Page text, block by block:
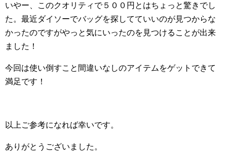
いやー、このクオリティで５００円とはちょっと驚きでし
た。最近ダイソーでバッグを探してていいのが見つからな
かったのですがやっと気にいったのを見つけることが出来
ました！
今回は使い倒すこと間違いなしのアイテムをゲットできて
満足です！
以上ご参考になれば幸いです。
ありがとうございました。